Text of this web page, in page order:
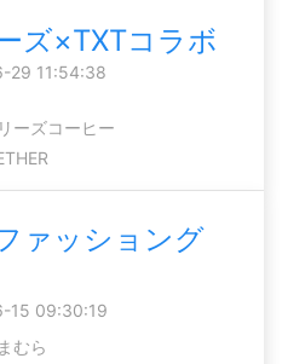
ズ×TXTコラボ
29 11:54:38
ーズコーヒー
ァッショング
15 09:30:19
むら